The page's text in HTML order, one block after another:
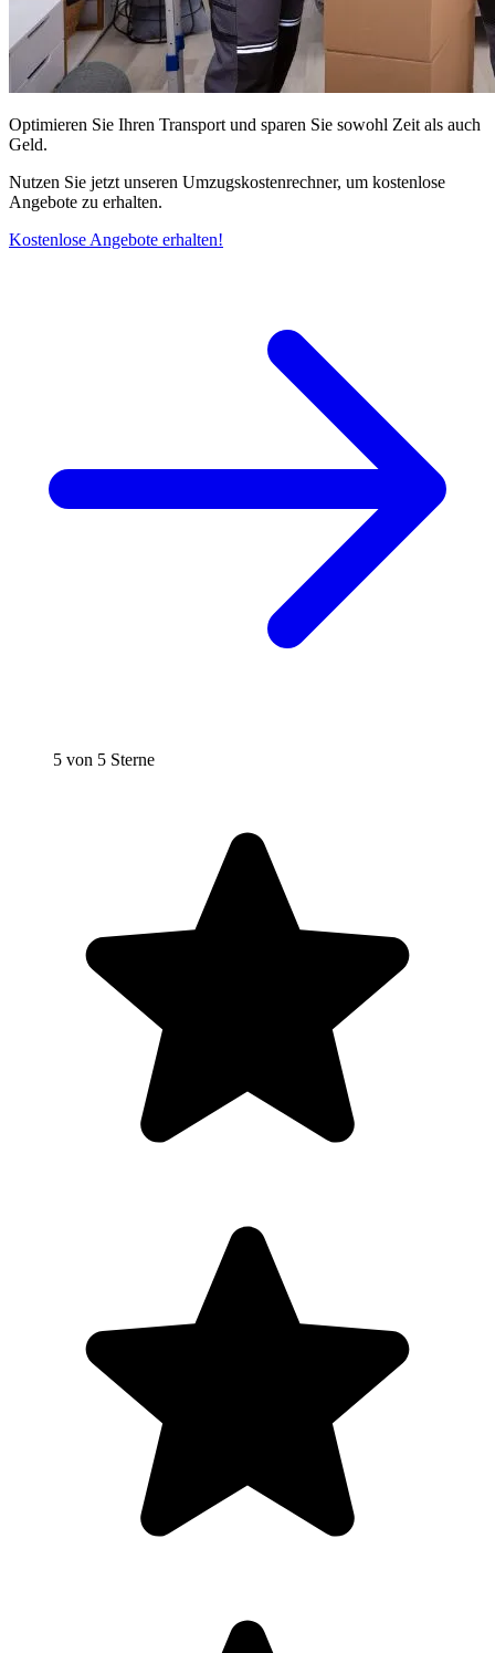
Optimieren Sie Ihren Transport und sparen Sie sowohl Zeit als auch
Geld.
Nutzen Sie jetzt unseren Umzugskostenrechner, um kostenlose
Angebote zu erhalten.
Kostenlose Angebote erhalten!
5 von 5 Sterne